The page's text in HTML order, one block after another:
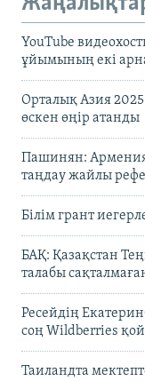
YouTube
ұйымының екі
Орталық Азия
өскен өңір атанды
Пашинян: Армения
таңдау жайлы
Білім грант
БАҚ: Қазақстан
талабы
Ресейдің
соң Wildberries
Таиландта